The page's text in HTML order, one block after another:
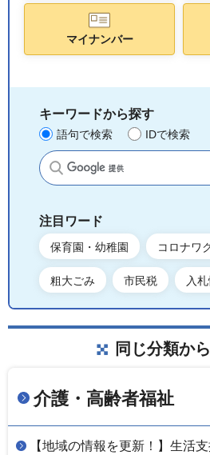
マイナンバー
キーワードから探す
語句で検索 IDで検索
サイト内検索
注目ワード
保育園・幼稚園 コロナワ
粗大ごみ 市民税 入
同じ分類か
介護・高齢者福祉
【地域の情報を更新！】生活